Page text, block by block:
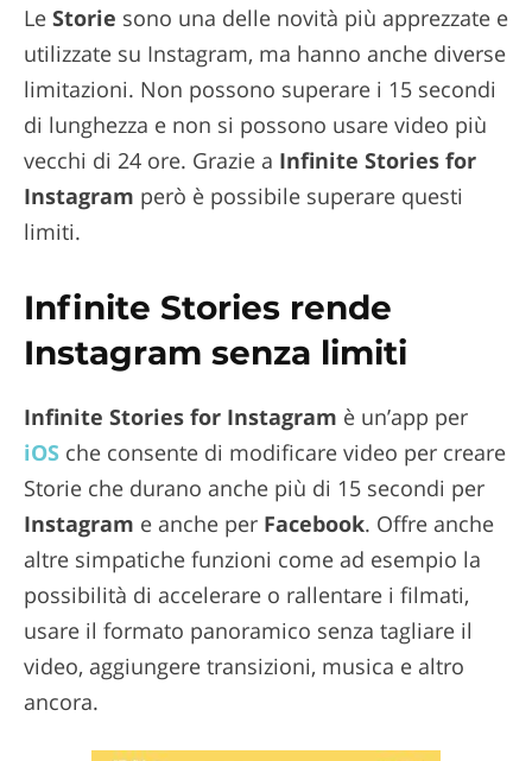
Le Storie sono una delle novità più apprezzate e
utilizzate su Instagram, ma hanno anche diverse
limitazioni. Non possono superare i 15 secondi
di lunghezza e non si possono usare video più
vecchi di 24 ore. Grazie a Infinite Stories for
Instagram però è possibile superare questi
limiti.
Infinite Stories rende
Instagram senza limiti
Infinite Stories for Instagram è un’app per
iOS che consente di modificare video per creare
Storie che durano anche più di 15 secondi per
Instagram e anche per Facebook. Offre anche
altre simpatiche funzioni come ad esempio la
possibilità di accelerare o rallentare i filmati,
usare il formato panoramico senza tagliare il
video, aggiungere transizioni, musica e altro
ancora.